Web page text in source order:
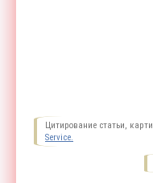
Цитирование статьи,
Service.